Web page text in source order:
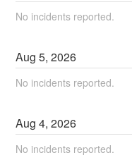
No incidents reported.
Aug5,2026
No incidents reported.
Aug4,2026
No incidents reported.